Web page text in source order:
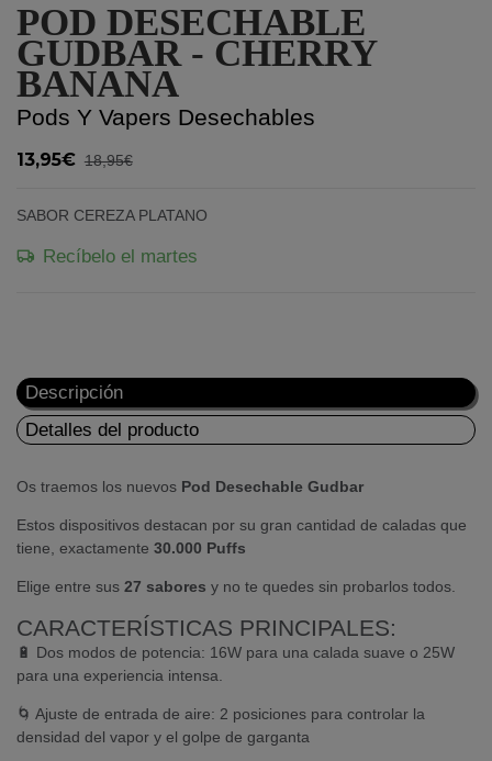
POD DESECHABLE
GUDBAR - CHERRY
BANANA
Pods Y Vapers Desechables
13,95€ 18,95€
SABOR CEREZA PLATANO
Recíbelo el martes
Descripción
Detalles del producto
Os traemos los nuevos Pod Desechable Gudbar
Estos dispositivos destacan por su gran cantidad de caladas que
tiene, exactamente 30.000 Puffs
Elige entre sus 27 sabores y no te quedes sin probarlos todos.
CARACTERÍSTICAS PRINCIPALES:
🔋 Dos modos de potencia: 16W para una calada suave o 25W
para una experiencia intensa.
🌀 Ajuste de entrada de aire: 2 posiciones para controlar la
densidad del vapor y el golpe de garganta